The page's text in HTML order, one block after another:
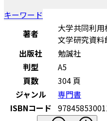
キーワード
著者
大学共同利
文学研究資料
出版社
勉誠社
判型
A5
頁数
304 頁
ジャンル
専門書
ISBNコード